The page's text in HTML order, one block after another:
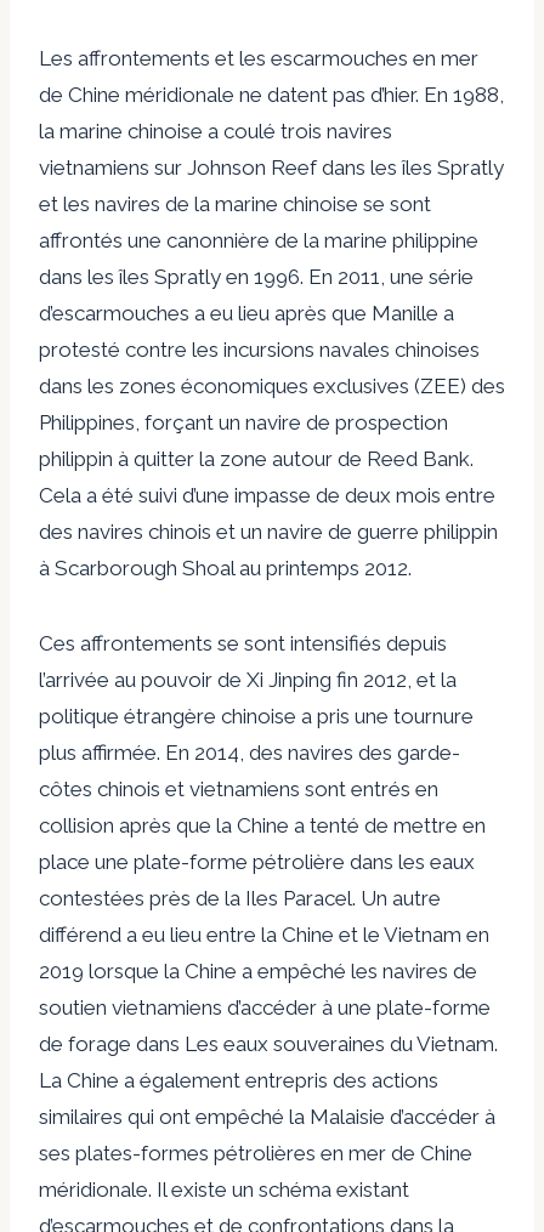
Les affrontements et les escarmouches en mer
de Chine méridionale ne datent pas d’hier. En 1988,
la marine chinoise a coulé trois navires
vietnamiens sur Johnson Reef dans les îles Spratly
et les navires de la marine chinoise se sont
affrontés une canonnière de la marine philippine
dans les îles Spratly en 1996. En 2011, une série
d’escarmouches a eu lieu après que Manille a
protesté contre les incursions navales chinoises
dans les zones économiques exclusives (ZEE) des
Philippines, forçant un navire de prospection
philippin à quitter la zone autour de Reed Bank.
Cela a été suivi d’une impasse de deux mois entre
des navires chinois et un navire de guerre philippin
à Scarborough Shoal au printemps 2012.
Ces affrontements se sont intensifiés depuis
l’arrivée au pouvoir de Xi Jinping fin 2012, et la
politique étrangère chinoise a pris une tournure
plus affirmée. En 2014, des navires des garde-
côtes chinois et vietnamiens sont entrés en
collision après que la Chine a tenté de mettre en
place une plate-forme pétrolière dans les eaux
contestées près de la Iles Paracel. Un autre
différend a eu lieu entre la Chine et le Vietnam en
2019 lorsque la Chine a empêché les navires de
soutien vietnamiens d’accéder à une plate-forme
de forage dans Les eaux souveraines du Vietnam.
La Chine a également entrepris des actions
similaires qui ont empêché la Malaisie d’accéder à
ses plates-formes pétrolières en mer de Chine
méridionale. Il existe un schéma existant
d’escarmouches et de confrontations dans la